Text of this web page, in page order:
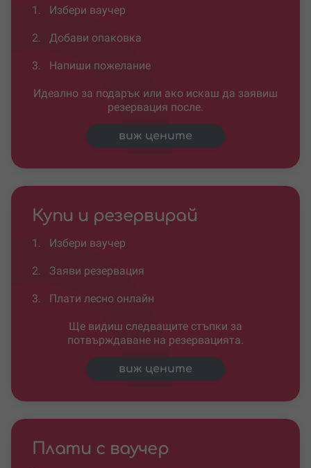
1. Избери ваучер
2. Добави опаковка
3. Напиши пожелание
Идеално за подарък или ако искаш да заявиш
резервация после.
виж цените
Купи и резервирай
1. Избери ваучер
2. Заяви резервация
3. Плати лесно онлайн
Ще видиш следващите стъпки за
потвърждаване на резервацията.
виж цените
Плати с ваучер